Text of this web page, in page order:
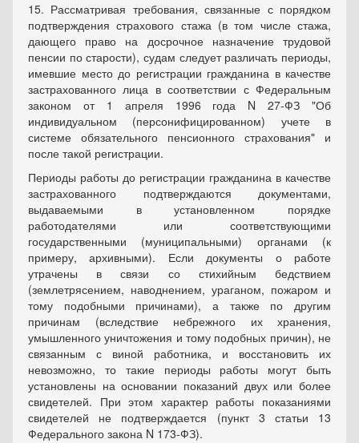
15. Рассматривая требования, связанные с порядком
подтверждения страхового стажа (в том числе стажа,
дающего право на досрочное назначение трудовой
пенсии по старости), судам следует различать периоды,
имевшие место до регистрации гражданина в качестве
застрахованного лица в соответствии с Федеральным
законом от 1 апреля 1996 года N 27-ФЗ "Об
индивидуальном (персонифицированном) учете в
системе обязательного пенсионного страхования" и
после такой регистрации.
Периоды работы до регистрации гражданина в качестве
застрахованного подтверждаются документами,
выдаваемыми в установленном порядке
работодателями или соответствующими
государственными (муниципальными) органами (к
примеру, архивными). Если документы о работе
утрачены в связи со стихийным бедствием
(землетрясением, наводнением, ураганом, пожаром и
тому подобными причинами), а также по другим
причинам (вследствие небрежного их хранения,
умышленного уничтожения и тому подобных причин), не
связанным с виной работника, и восстановить их
невозможно, то такие периоды работы могут быть
установлены на основании показаний двух или более
свидетелей. При этом характер работы показаниями
свидетелей не подтверждается (пункт 3 статьи 13
Федерального закона N 173-ФЗ).